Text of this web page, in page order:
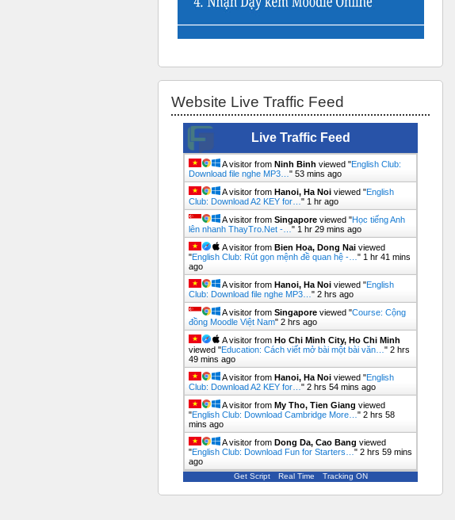
Website Live Traffic Feed
Live Traffic Feed
A visitor from Ninh Binh viewed "English Club:
Download file nghe MP3…" 53 mins ago
A visitor from Hanoi, Ha Noi viewed "English
Club: Download A2 KEY for…" 1 hr ago
A visitor from Singapore viewed "Học tiếng Anh
lên nhanh ThayTro.Net -…" 1 hr 29 mins ago
A visitor from Bien Hoa, Dong Nai viewed
"English Club: Rút gọn mệnh đề quan hệ -…" 1 hr 41 mins
ago
A visitor from Hanoi, Ha Noi viewed "English
Club: Download file nghe MP3…" 2 hrs ago
A visitor from Singapore viewed "Course: Cộng
đồng Moodle Việt Nam" 2 hrs ago
A visitor from Ho Chi Minh City, Ho Chi Minh
viewed "Education: Cách viết mở bài một bài văn…" 2 hrs
49 mins ago
A visitor from Hanoi, Ha Noi viewed "English
Club: Download A2 KEY for…" 2 hrs 54 mins ago
A visitor from My Tho, Tien Giang viewed
"English Club: Download Cambridge More…" 2 hrs 58
mins ago
A visitor from Dong Da, Cao Bang viewed
"English Club: Download Fun for Starters…" 2 hrs 59 mins
ago
Get Script Real Time Tracking ON